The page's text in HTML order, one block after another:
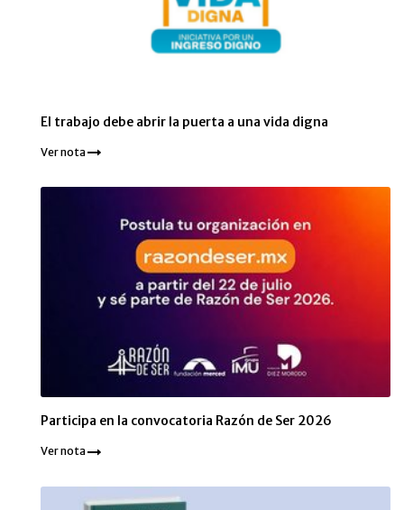
El trabajo debe abrir la puerta a una vida digna
Ver nota
Participa en la convocatoria Razón de Ser 2026
Ver nota